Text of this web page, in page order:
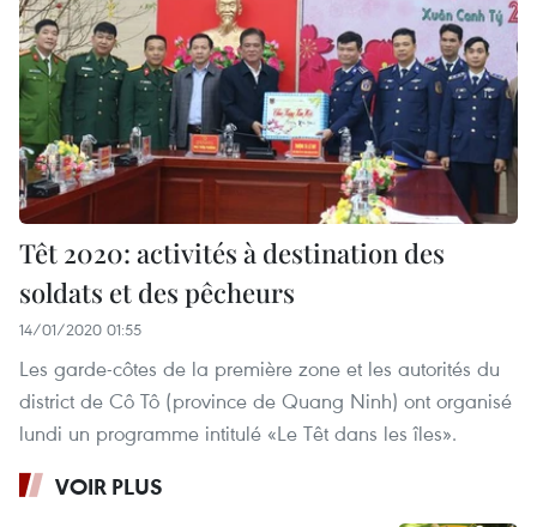
Têt 2020: activités à destination des
soldats et des pêcheurs
14/01/2020 01:55
Les garde-côtes de la première zone et les autorités du
district de Cô Tô (province de Quang Ninh) ont organisé
lundi un programme intitulé «Le Têt dans les îles».
VOIR PLUS